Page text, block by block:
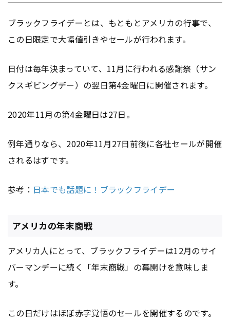
ブラックフライデーとは、もともとアメリカの行事で、
この日限定で大幅値引きやセールが行われます。
日付は毎年決まっていて、11月に行われる感謝祭（サン
クスギビングデー）の翌日第4金曜日に開催されます。
2020年11月の第4金曜日は27日。
例年通りなら、2020年11月27日前後に各社セールが開催
されるはずです。
参考： 日本でも話題に！ブラックフライデー
アメリカの年末商戦
アメリカ人にとって、ブラックフライデーは12月のサイ
バーマンデーに続く「年末商戦」の幕開けを意味しま
す。
この日だけはほぼ赤字覚悟のセールを開催するのです。